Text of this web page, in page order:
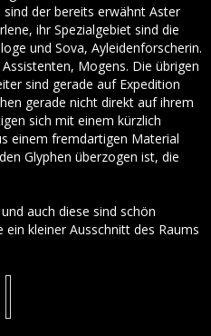
der bereits erwähnt Aster
ihr Spezialgebiet sind die
und Sova, Ayleidenforscherin.
Mogens. Die übrigen
sind gerade auf Expedition
gerade nicht direkt auf ihrem
sich mit einem kürzlich
einem fremdartigen Material
Glyphen überzogen ist, die
auch diese sind schön
kleiner Ausschnitt des Raums